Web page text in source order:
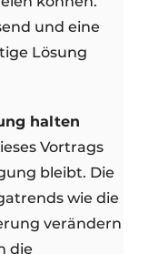
und eine
Lösung
halten
Vortrags
bleibt. Die
wie die
verändern
die